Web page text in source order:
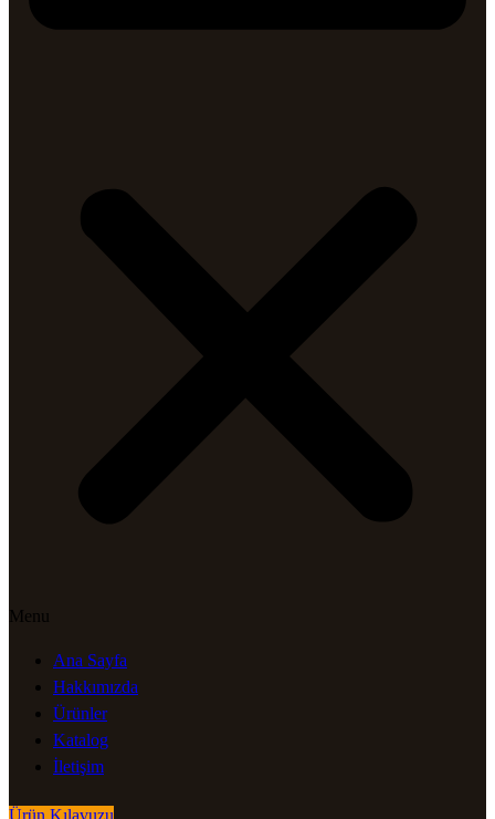
Menu
Ana Sayfa
Hakkımızda
Ürünler
Katalog
İletişim